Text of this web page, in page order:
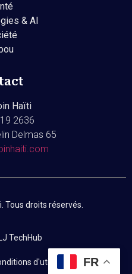
& AI
Haïti
2636
Delmas 65
Tous droits réservés.
TechHub
d'utilisation Contact
FR